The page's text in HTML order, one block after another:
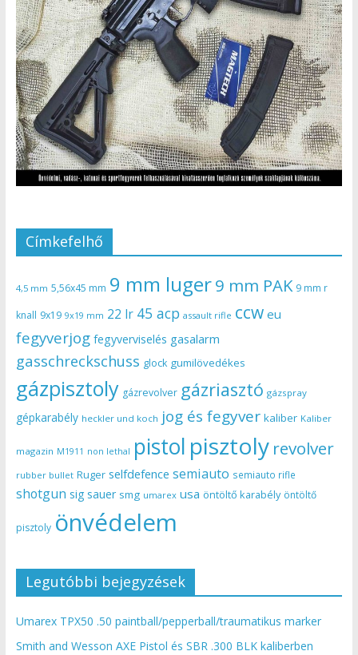
Címkefelhő
4,5 mm 5,56x45 mm 9 mm luger9 mm PAK 9 mm r
knall 9x19 9x19 mm 22 lr 45 acp assault rifle ccw eu
fegyverjog fegyverviselés gasalarm
gasschreckschuss glock gumilövedékes
gázpisztoly gázrevolver gázriasztó gázspray
gépkarabély heckler und koch jog és fegyver kaliber Kaliber
magazin M1911 non lethal pistol pisztoly revolver
rubber bullet Ruger selfdefence semiauto semiauto rifle
shotgun sig sauer smg umarex usa öntöltő karabély öntöltő
pisztoly önvédelem
Legutóbbi bejegyzések
Umarex TPX50 .50 paintball/pepperball/traumatikus marker
Smith and Wesson AXE Pistol és SBR .300 BLK kaliberben